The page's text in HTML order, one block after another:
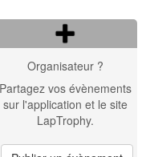
Organisateur ?
Partagez vos évènements
sur l'application et le site
LapTrophy.